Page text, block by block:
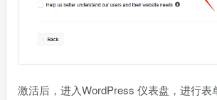
激活后，进入WordPress 仪表盘，进行表